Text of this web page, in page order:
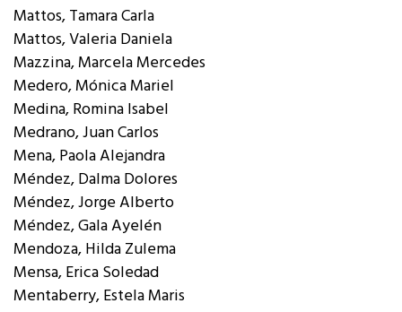
Mattos, Tamara Carla
Mattos, Valeria Daniela
Mazzina, Marcela Mercedes
Medero, Mónica Mariel
Medina, Romina Isabel
Medrano, Juan Carlos
Mena, Paola Alejandra
Méndez, Dalma Dolores
Méndez, Jorge Alberto
Méndez, Gala Ayelén
Mendoza, Hilda Zulema
Mensa, Erica Soledad
Mentaberry, Estela Maris